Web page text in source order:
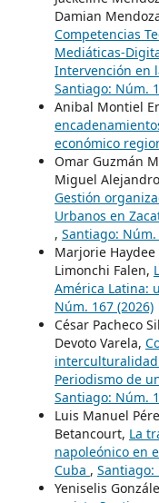
Damian
Competencias
Mediáticas-
Intervención en
Santiago: Núm.
Anibal Montiel
económico
Omar Guzmán
Miguel
Gestión
Urbanos en
, Santiago: Núm.
Marjorie
Limonchi Falen,
América Latina:
Núm. 167 (2026)
César Pacheco
Devoto Varela,
Periodismo de
Santiago: Núm.
Luis Manuel
Betancourt, La
napoleónico en
Cuba , Santiago:
Yeniselis